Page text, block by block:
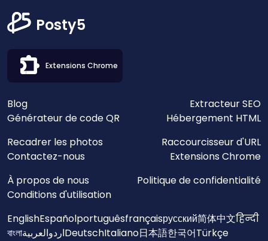
Posty5
Extensions Chrome
Blog
Extracteur SEO
Générateur de code QR
Hébergement HTML
Recadrer les photos
Raccourcisseur d'URL
Contactez-nous
Extensions Chrome
À propos de nous
Politique de confidentialité
Conditions d'utilisation
EnglishEspañolportuguêsfrançaisрусский简体中文हिन्दी
বাংলাالعربيةاردوDeutschItaliano日本語한국어Türkçe